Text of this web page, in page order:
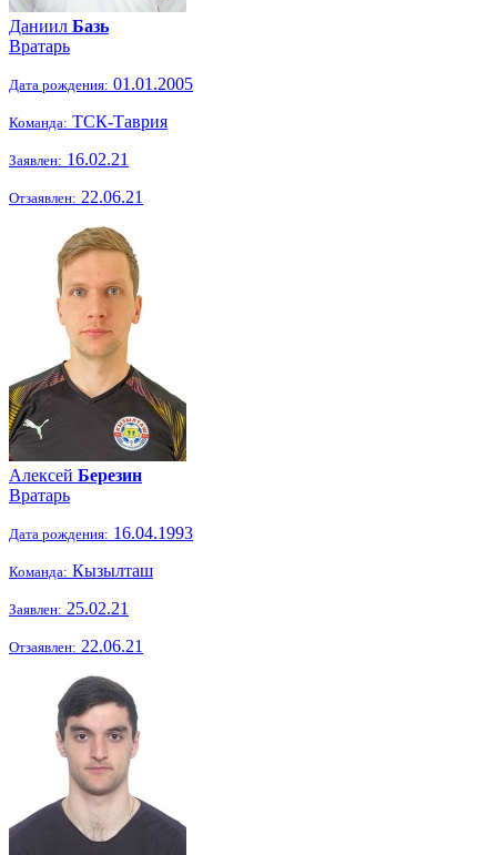
Даниил Базь
Вратарь
Дата рождения: 01.01.2005
Команда: ТСК-Таврия
Заявлен: 16.02.21
Отзаявлен: 22.06.21
Алексей Березин
Вратарь
Дата рождения: 16.04.1993
Команда: Кызылташ
Заявлен: 25.02.21
Отзаявлен: 22.06.21